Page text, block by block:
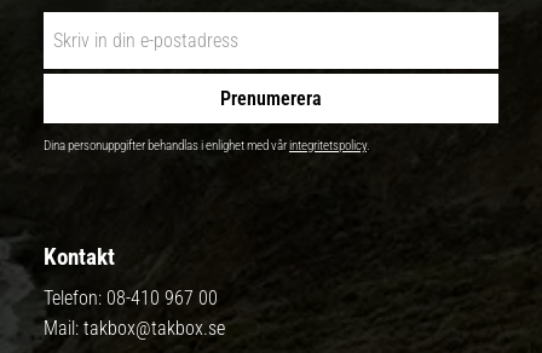
Prenumerera
Dina personuppgifter behandlas i enlighet med vårintegritetspolicy.
Kontakt
Telefon: 08-410 967 00
Mail: takbox@takbox.se